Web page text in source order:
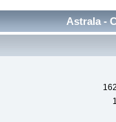
Astrala -